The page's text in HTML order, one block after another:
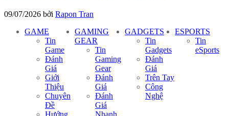
09/07/2026 bởi Rapon Tran
GAME
Tin
Game
Đánh
Giá
Giới
Thiệu
Chuyên
Đề
GAMING
GEAR
Tin
Gaming
Gear
Đánh
Giá
Đánh
Giá
GADGETS
Tin
Gadgets
Đánh
Giá
Trên Tay
Công
Nghệ
ESPORTS
Tin
eSports